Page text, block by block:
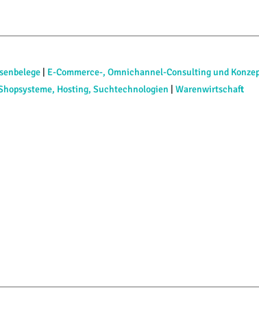
E-Commerce-, Omnichannel-Consulting und
Hosting, Suchtechnologien |Warenwirtschaft